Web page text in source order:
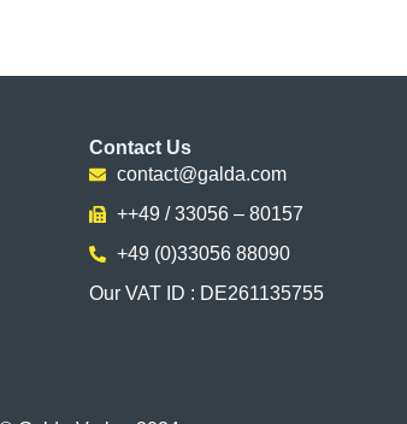
Contact Us
contact@galda.com
++49 / 33056 – 80157
+49 (0)33056 88090
Our VAT ID : DE261135755